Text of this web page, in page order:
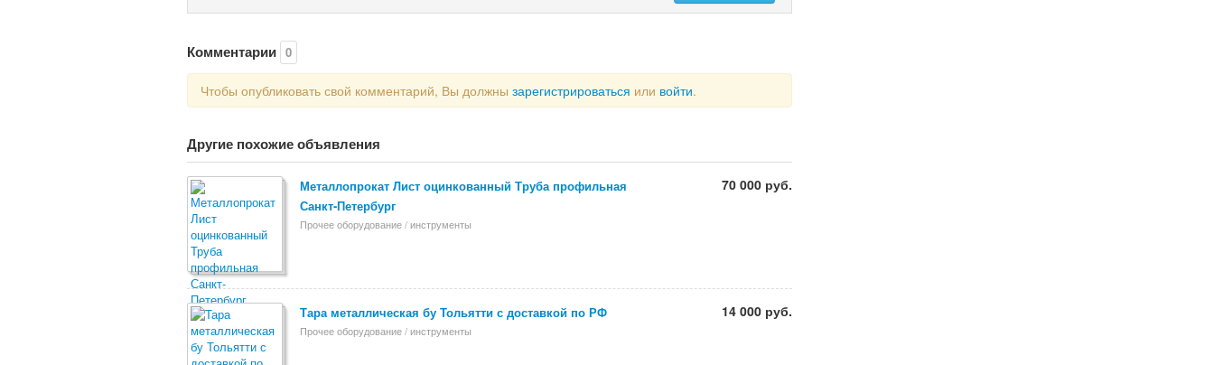
Комментарии 0
Чтобы опубликовать свой комментарий, Вы должны зарегистрироваться или войти.
Другие похожие объявления
Металлопрокат Лист оцинкованный Труба профильная
Санкт-Петербург
Прочее оборудование / инструменты
70 000 руб.
Тара металлическая бу Тольятти с доставкой по РФ
Прочее оборудование / инструменты
14 000 руб.